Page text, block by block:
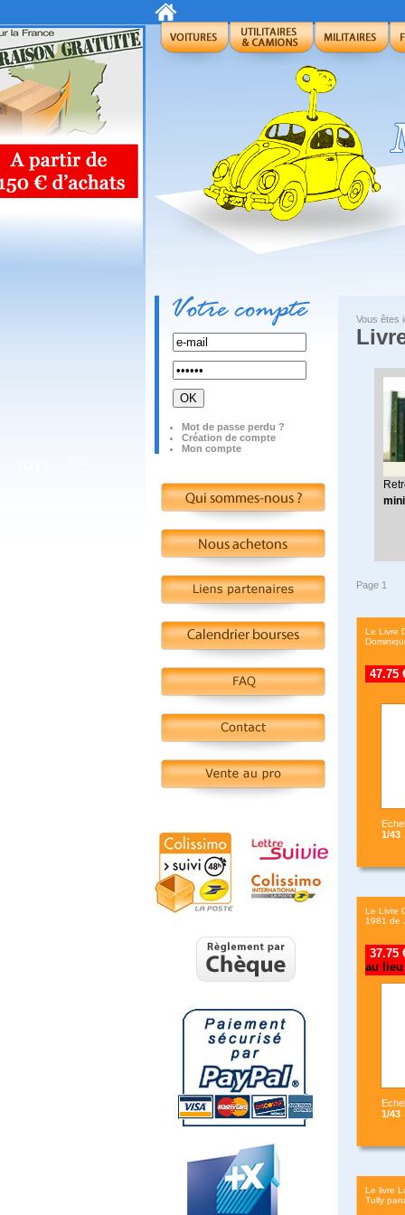
OK
Mot de passe perdu ?
Création de compte
Mon compte
Vous êtes
Page 1
Le Livre
47.75
1/43
Le Livre
1981 de
au lieu
1/43
Le livre
Tully